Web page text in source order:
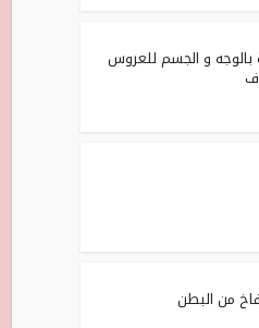
بالوجه و الجسم للعروس
من البطن